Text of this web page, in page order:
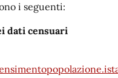
i seguenti:
dati censuari